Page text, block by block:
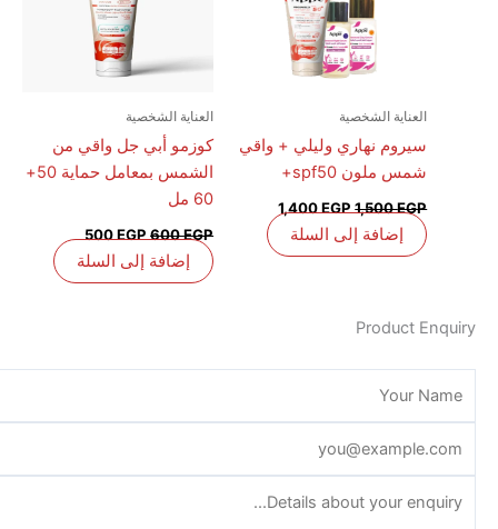
العناية الشخصية
سيروم نهاري وليلي + واقي
شمس ملون spf50+
1,500
1,400EGP
إضافة إلى السلة
العناية الشخصية
كوزمو أبي جل واقي من
الشمس بمعامل حماية 50+
60 مل
EGP
500EGP
إضافة إلى السلة
Product